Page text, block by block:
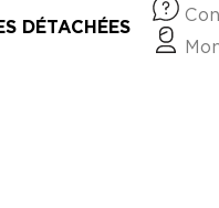
DÉTACHÉES